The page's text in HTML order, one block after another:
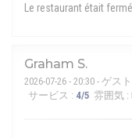
Le restaurant était
Graham S
2026-07-26 - 20:30 - ゲス
サービス : 4/5 雰囲気 :